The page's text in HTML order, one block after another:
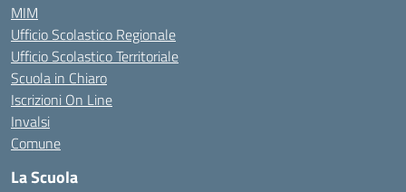
MIM
Ufficio Scolastico Regionale
Ufficio Scolastico Territoriale
Scuola in Chiaro
Iscrizioni On Line
Invalsi
Comune
La Scuola